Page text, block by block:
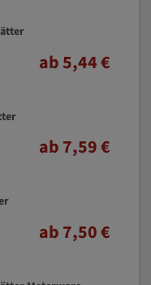
ab 5,44 €
ab 7,59 €
ab 7,50 €